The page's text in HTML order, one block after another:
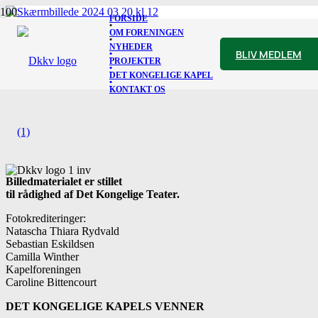
FORSIDE
•
OM FORENINGEN
•
NYHEDER
•
PROJEKTER
•
DET KONGELIGE KAPEL
•
KONTAKT OS
BLIV MEDLEM
VIOLA D’AMORE OG MADAME BUTTERFLY
Billedmaterialet er stillet
til rådighed af Det Kongelige Teater.
Fotokrediteringer:
Natascha Thiara Rydvald
Sebastian Eskildsen
Camilla Winther
Kapelforeningen
Caroline Bittencourt
DET KONGELIGE KAPELS VENNER